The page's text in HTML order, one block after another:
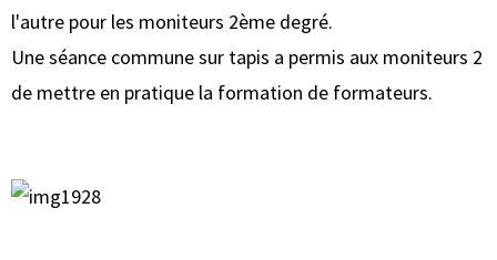
l'autre pour les moniteurs 2ème degré.
Une séance commune sur tapis a permis aux moniteurs 2
de mettre en pratique la formation de formateurs.